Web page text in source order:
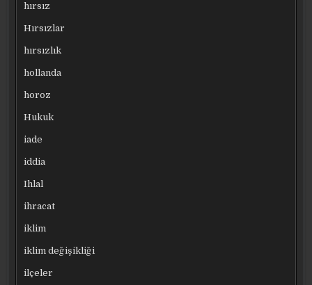
hırsız
Hırsızlar
hırsızlık
hollanda
horoz
Hukuk
iade
iddia
Ihlal
ihracat
iklim
iklim değişikliği
ilçeler